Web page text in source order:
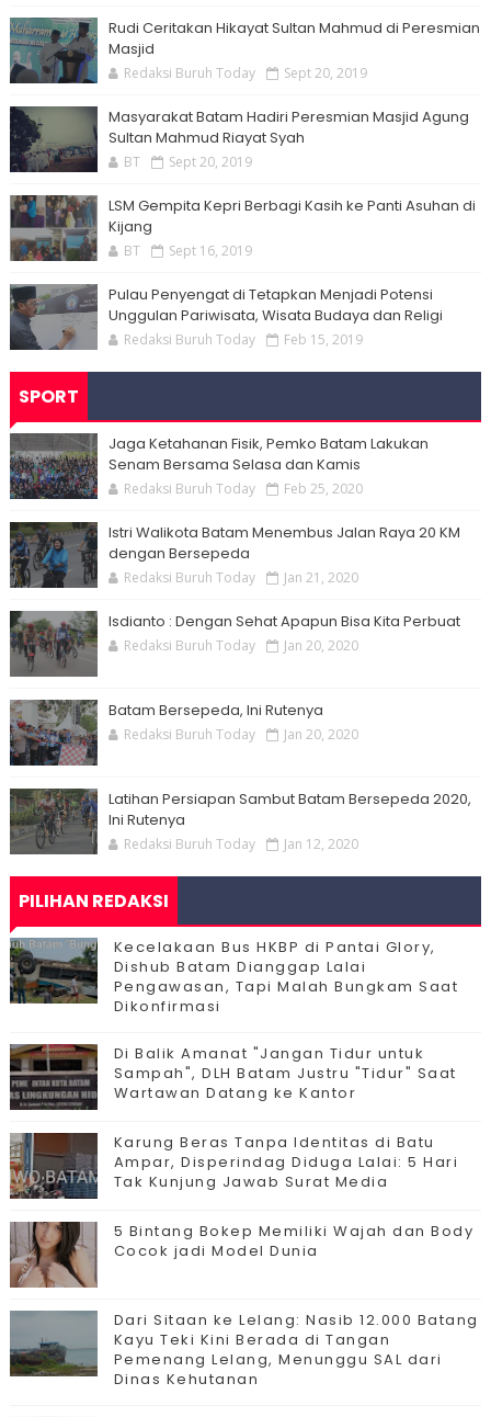
Rudi Ceritakan Hikayat Sultan Mahmud di Peresmian
Masjid
Redaksi Buruh Today Sept 20, 2019
Masyarakat Batam Hadiri Peresmian Masjid Agung
Sultan Mahmud Riayat Syah
BT Sept 20, 2019
LSM Gempita Kepri Berbagi Kasih ke Panti Asuhan di
Kijang
BT Sept 16, 2019
Pulau Penyengat di Tetapkan Menjadi Potensi
Unggulan Pariwisata, Wisata Budaya dan Religi
Redaksi Buruh Today Feb 15, 2019
SPORT
Jaga Ketahanan Fisik, Pemko Batam Lakukan
Senam Bersama Selasa dan Kamis
Redaksi Buruh Today Feb 25, 2020
Istri Walikota Batam Menembus Jalan Raya 20 KM
dengan Bersepeda
Redaksi Buruh Today Jan 21, 2020
Isdianto : Dengan Sehat Apapun Bisa Kita Perbuat
Redaksi Buruh Today Jan 20, 2020
Batam Bersepeda, Ini Rutenya
Redaksi Buruh Today Jan 20, 2020
Latihan Persiapan Sambut Batam Bersepeda 2020,
Ini Rutenya
Redaksi Buruh Today Jan 12, 2020
PILIHAN REDAKSI
Kecelakaan Bus HKBP di Pantai Glory,
Dishub Batam Dianggap Lalai
Pengawasan, Tapi Malah Bungkam Saat
Dikonfirmasi
Di Balik Amanat "Jangan Tidur untuk
Sampah", DLH Batam Justru "Tidur" Saat
Wartawan Datang ke Kantor
Karung Beras Tanpa Identitas di Batu
Ampar, Disperindag Diduga Lalai: 5 Hari
Tak Kunjung Jawab Surat Media
5 Bintang Bokep Memiliki Wajah dan Body
Cocok jadi Model Dunia
Dari Sitaan ke Lelang: Nasib 12.000 Batang
Kayu Teki Kini Berada di Tangan
Pemenang Lelang, Menunggu SAL dari
Dinas Kehutanan